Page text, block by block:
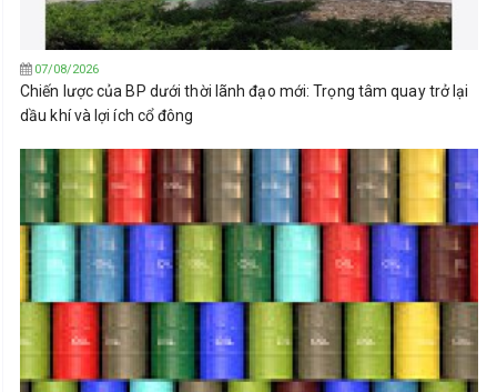
07/08/2026
Chiến lược của BP dưới thời lãnh đạo mới: Trọng tâm quay trở lại
dầu khí và lợi ích cổ đông